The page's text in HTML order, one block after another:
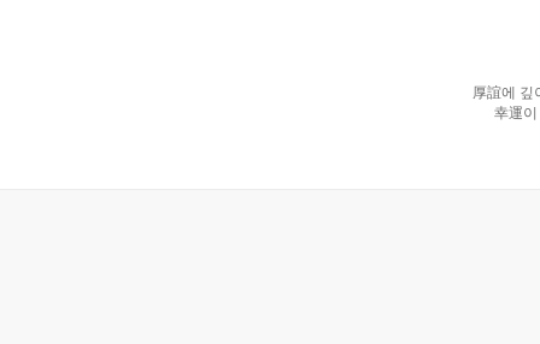
厚誼에 깊
幸運